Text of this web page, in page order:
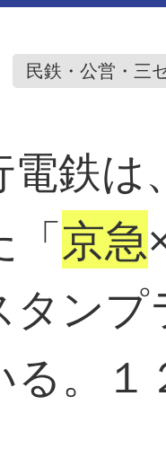
民鉄・公営・三
鉄は
「京急
タン
る。